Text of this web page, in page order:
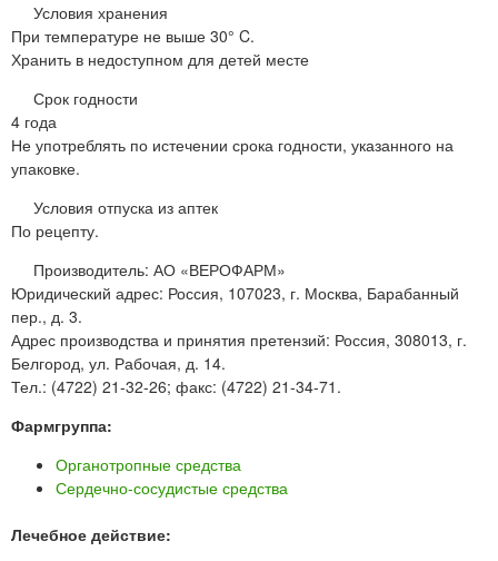
Условия хранения
При температуре не выше 30° C.
Хранить в недоступном для детей месте
Срок годности
4 года
Не употреблять по истечении срока годности, указанного на
упаковке.
Условия отпуска из аптек
По рецепту.
Производитель: АО «ВЕРОФАРМ»
Юридический адрес: Россия, 107023, г. Москва, Барабанный
пер., д. 3.
Адрес производства и принятия претензий: Россия, 308013, г.
Белгород, ул. Рабочая, д. 14.
Тел.: (4722) 21-32-26; факс: (4722) 21-34-71.
Фармгруппа:
Органотропные средства
Сердечно-сосудистые средства
Лечебное действие: